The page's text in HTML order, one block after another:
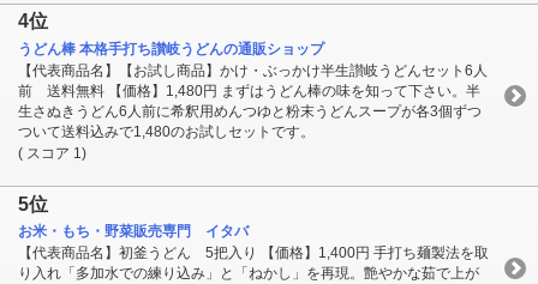
4位
うどん棒 本格手打ち讃岐うどんの通販ショップ
【代表商品名】【お試し商品】かけ・ぶっかけ半生讃岐うどんセット6人
前 送料無料 【価格】1,480円 まずはうどん棒の味を知って下さい。半
生さぬきうどん6人前に希釈用めんつゆと粉末うどんスープが各3個ずつ
ついて送料込みで1,480のお試しセットです。
( スコア 1)
5位
お米・もち・野菜販売専門 イタバ
【代表商品名】初釜うどん 5把入り 【価格】1,400円 手打ち麺製法を取
り入れ「多加水での練り込み」と「ねかし」を再現。艶やかな茹で上が